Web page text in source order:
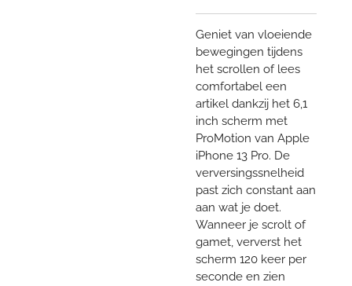
Geniet van vloeiende
bewegingen tijdens
het scrollen of lees
comfortabel een
artikel dankzij het 6,1
inch scherm met
ProMotion van Apple
iPhone 13 Pro. De
verversingssnelheid
past zich constant aan
aan wat je doet.
Wanneer je scrolt of
gamet, ververst het
scherm 120 keer per
seconde en zien